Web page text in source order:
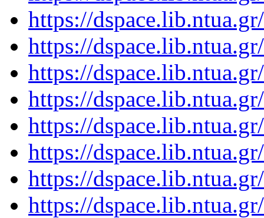
https://
https://
https://
https://
https://
https://
https://
https://